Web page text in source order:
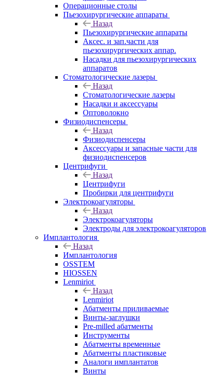
Операционные столы
Пьезохирургические аппараты
Назад
Пьезохирургические аппараты
Аксес. и зап.части для
пьезохирургических аппар.
Насадки для пьезохирургических
аппаратов
Стоматологические лазеры
Назад
Стоматологические лазеры
Насадки и аксессуары
Оптоволокно
Физиодиспенсеры
Назад
Физиодиспенсеры
Аксессуары и запасные части для
физиодиспенсеров
Центрифуги
Назад
Центрифуги
Пробирки для центрифуги
Электрокоагуляторы
Назад
Электрокоагуляторы
Электроды для электрокоагуляторов
Имплантология
Назад
Имплантология
OSSTEM
HIOSSEN
Lenmiriot
Назад
Lenmiriot
Абатменты приливаемые
Винты-заглушки
Pre-milled абатменты
Инструменты
Абатменты временные
Абатменты пластиковые
Аналоги имплантатов
Винты